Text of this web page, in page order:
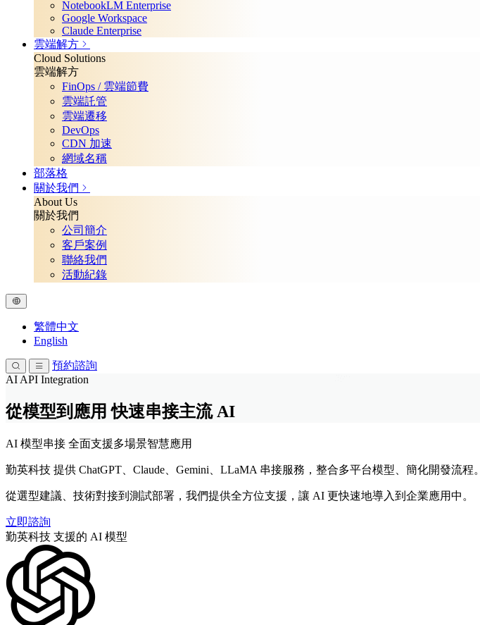
NotebookLM Enterprise
Google Workspace
Claude Enterprise
雲端解方
Cloud Solutions
雲端解方
FinOps / 雲端節費
雲端託管
雲端遷移
DevOps
CDN 加速
網域名稱
部落格
關於我們
About Us
關於我們
公司簡介
客戶案例
聯絡我們
活動紀錄
繁體中文
English
預約諮詢
AI API Integration
從模型到應用 快速串接主流 AI
AI 模型串接 全面支援多場景智慧應用
勤英科技 提供 ChatGPT、Claude、Gemini、LLaMA 串接服務，整合多平台模型、簡化開發流程。
從選型建議、技術對接到測試部署，我們提供全方位支援，讓 AI 更快速地導入到企業應用中。
立即諮詢
勤英科技 支援的 AI 模型